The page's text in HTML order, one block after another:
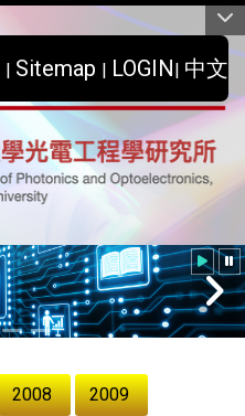
| Sitemap | LOGIN| 中文
2008 2009